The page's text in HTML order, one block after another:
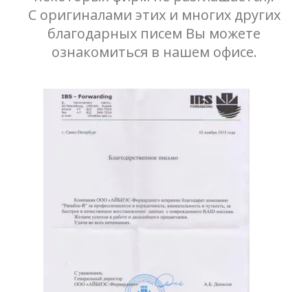
С оригиналами этих и многих других
благодарных писем Вы можете
ознакомиться в нашем офисе.